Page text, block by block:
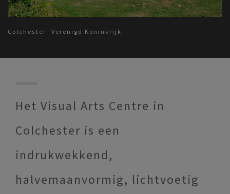
Colchester Verenigd Koninkrijk
Het Visual Arts Centre in
Colchester is een
indrukwekkend,
halvemaanvormig, lichtvoetig